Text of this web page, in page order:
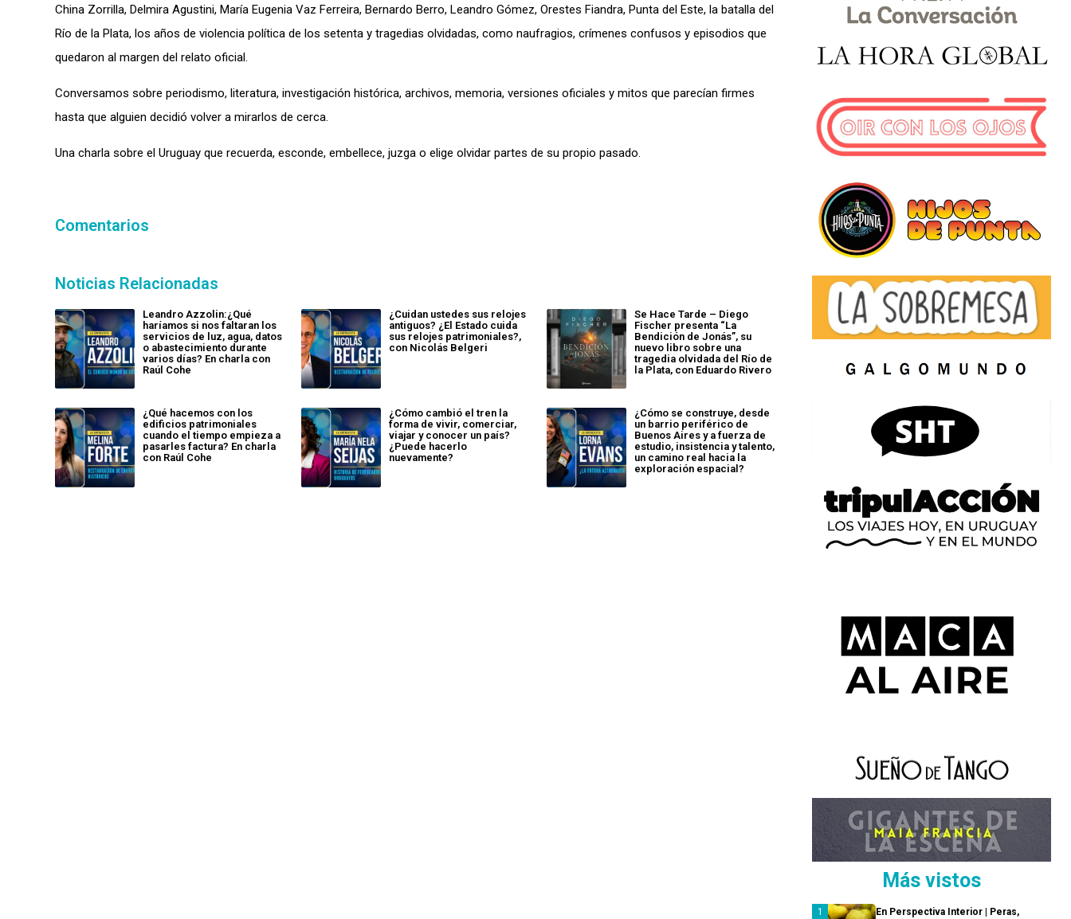
China Zorrilla, Delmira Agustini, María Eugenia Vaz Ferreira, Bernardo Berro, Leandro Gómez, Orestes Fiandra, Punta del Este, la batalla del
Río de la Plata, los años de violencia política de los setenta y tragedias olvidadas, como naufragios, crímenes confusos y episodios que
quedaron al margen del relato oficial.
Conversamos sobre periodismo, literatura, investigación histórica, archivos, memoria, versiones oficiales y mitos que parecían firmes
hasta que alguien decidió volver a mirarlos de cerca.
Una charla sobre el Uruguay que recuerda, esconde, embellece, juzga o elige olvidar partes de su propio pasado.
Comentarios
Noticias Relacionadas
Leandro Azzolin:¿Qué
haríamos si nos faltaran los
servicios de luz, agua, datos
o abastecimiento durante
varios días? En charla con
Raúl Cohe
¿Cuidan ustedes sus relojes
antiguos? ¿El Estado cuida
sus relojes patrimoniales?,
con Nicolás Belgeri
Se Hace Tarde – Diego
Fischer presenta “La
Bendición de Jonás”, su
nuevo libro sobre una
tragedia olvidada del Río de
la Plata, con Eduardo Rivero
¿Qué hacemos con los
edificios patrimoniales
cuando el tiempo empieza a
pasarles factura? En charla
con Raúl Cohe
¿Cómo cambió el tren la
forma de vivir, comerciar,
viajar y conocer un país?
¿Puede hacerlo
nuevamente?
¿Cómo se construye, desde
un barrio periférico de
Buenos Aires y a fuerza de
estudio, insistencia y talento,
un camino real hacia la
exploración espacial?
Más vistos
En Perspectiva Interior | Peras,